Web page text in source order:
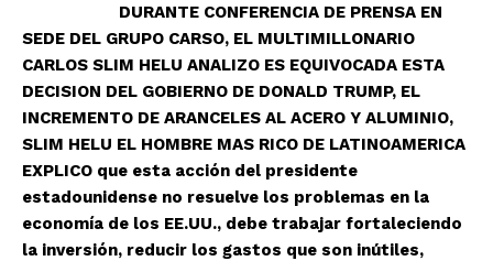
DURANTE CONFERENCIA DE PRENSA EN
SEDE DEL GRUPO CARSO, EL MULTIMILLONARIO
CARLOS SLIM HELU ANALIZO ES EQUIVOCADA ESTA
DECISION DEL GOBIERNO DE DONALD TRUMP, EL
INCREMENTO DE ARANCELES AL ACERO Y ALUMINIO,
SLIM HELU EL HOMBRE MAS RICO DE LATINOAMERICA
EXPLICO que esta acción del presidente
estadounidense no resuelve los problemas en la
economía de los EE.UU., debe trabajar fortaleciendo
la inversión, reducir los gastos que son inútiles,